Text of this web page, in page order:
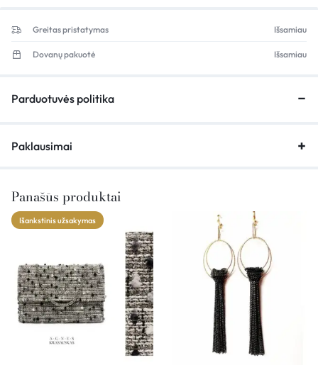
Greitas pristatymas Išsamiau
Dovanų pakuotė Išsamiau
Parduotuvės politika
Paklausimai
Panašūs produktai
Išankstinis užsakymas